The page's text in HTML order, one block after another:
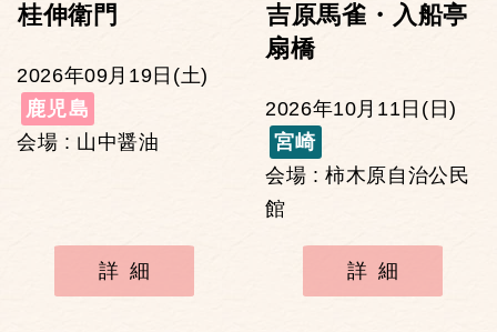
桂伸衛門
2026年09月19日(土)
鹿児島
会場 : 山中醤油
詳細
吉原馬雀・入船亭
扇橋
2026年10月11日(日)
宮崎
会場 : 柿木原自治公民
館
詳細